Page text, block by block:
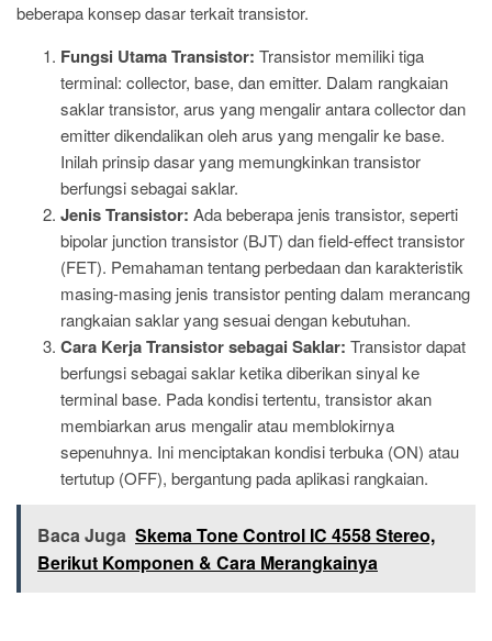
beberapa konsep dasar terkait transistor.
Fungsi Utama Transistor: Transistor memiliki tiga
terminal: collector, base, dan emitter. Dalam rangkaian
saklar transistor, arus yang mengalir antara collector dan
emitter dikendalikan oleh arus yang mengalir ke base.
Inilah prinsip dasar yang memungkinkan transistor
berfungsi sebagai saklar.
Jenis Transistor: Ada beberapa jenis transistor, seperti
bipolar junction transistor (BJT) dan field-effect transistor
(FET). Pemahaman tentang perbedaan dan karakteristik
masing-masing jenis transistor penting dalam merancang
rangkaian saklar yang sesuai dengan kebutuhan.
Cara Kerja Transistor sebagai Saklar: Transistor dapat
berfungsi sebagai saklar ketika diberikan sinyal ke
terminal base. Pada kondisi tertentu, transistor akan
membiarkan arus mengalir atau memblokirnya
sepenuhnya. Ini menciptakan kondisi terbuka (ON) atau
tertutup (OFF), bergantung pada aplikasi rangkaian.
Baca Juga Skema Tone Control IC 4558 Stereo,
Berikut Komponen & Cara Merangkainya